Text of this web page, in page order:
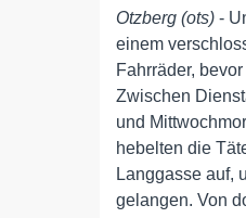
Otzberg (ots) -
einem
Fahrräder,
Zwischen
und
hebelten die
Langgasse auf,
gelangen. Von